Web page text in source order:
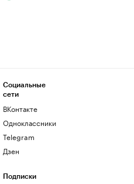
Социальные
сети
ВКонтакте
Одноклассники
Telegram
Дзен
Подписки